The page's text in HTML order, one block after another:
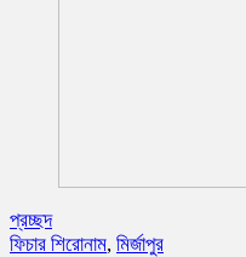
প্রচ্ছদ
ফিচার শিরোনাম, মির্জাপুর